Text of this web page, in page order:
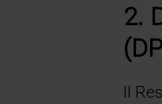
2.
Il